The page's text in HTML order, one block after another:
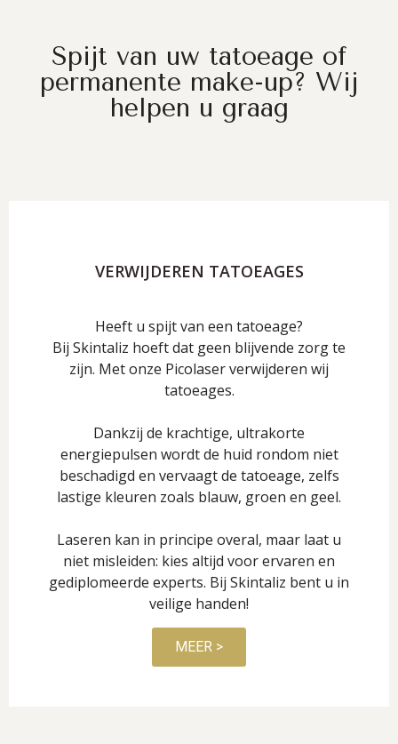
Spijt van uw tatoeage of
permanente make-up? Wij
helpen u graag
VERWIJDEREN TATOEAGES
Heeft u spijt van een tatoeage?
Bij Skintaliz hoeft dat geen blijvende zorg te
zijn. Met onze Picolaser verwijderen wij
tatoeages.
Dankzij de krachtige, ultrakorte
energiepulsen wordt de huid rondom niet
beschadigd en vervaagt de tatoeage, zelfs
lastige kleuren zoals blauw, groen en geel.
Laseren kan in principe overal, maar laat u
niet misleiden: kies altijd voor ervaren en
gediplomeerde experts. Bij Skintaliz bent u in
veilige handen!
MEER >